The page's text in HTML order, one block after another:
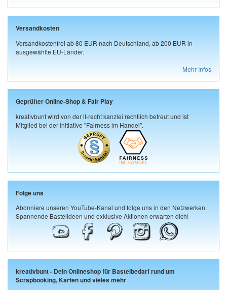
Versandkosten
Versandkostenfrei ab 80 EUR nach Deutschland, ab 200 EUR in
ausgewählte EU-Länder.
Mehr Infos
Geprüfter Online-Shop & Fair Play
kreativbunt wird von der it-recht kanzlei rechtlich betreut und ist
Mitglied bei der Initiative "Fairness im Handel".
Folge uns
Abonniere unseren YouTube-Kanal und folge uns in den Netzwerken.
Spannende Bastelideen und exklusive Aktionen erwarten dich!
kreativbunt - Dein Onlineshop für Bastelbedarf rund um
Scrapbooking, Karten und vieles mehr